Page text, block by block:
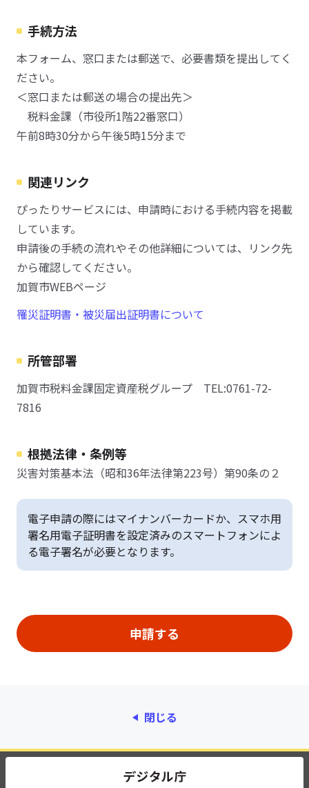
手続方法
本フォーム、窓口または郵送で、必要書類を提出してく
ださい。
＜窓口または郵送の場合の提出先＞
税料金課（市役所1階22番窓口）
午前8時30分から午後5時15分まで
関連リンク
ぴったりサービスには、申請時における手続内容を掲載
しています。
申請後の手続の流れやその他詳細については、リンク先
から確認してください。
加賀市WEBページ
罹災証明書・被災届出証明書について
所管部署
加賀市税料金課固定資産税グループ TEL:0761-72-
7816
根拠法律・条例等
災害対策基本法（昭和36年法律第223号）第90条の２
電子申請の際にはマイナンバーカードか、スマホ用
署名用電子証明書を設定済みのスマートフォンによ
る電子署名が必要となります。
閉じる